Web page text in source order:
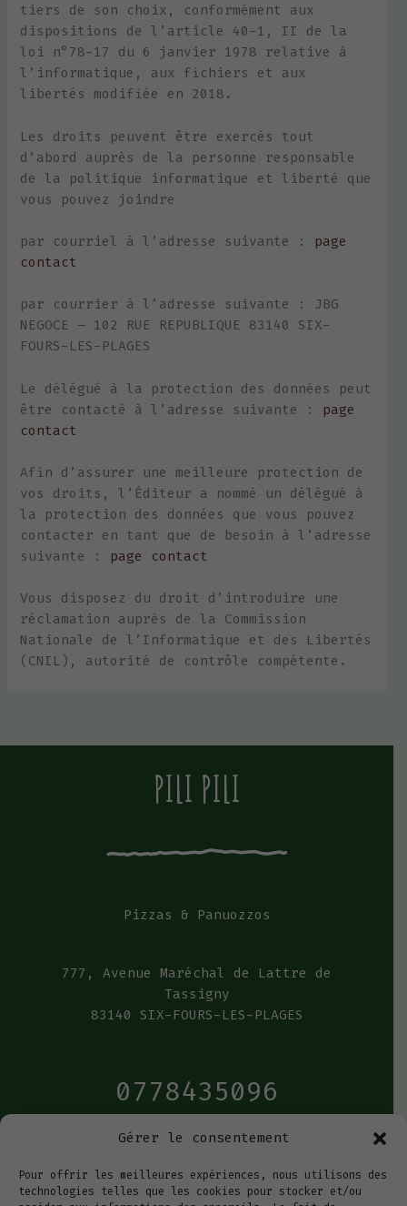
Gérer le consentement
Pour offrir les meilleures expériences, nous utilisons des
technologies telles que les cookies pour stocker et/ou
tiers de son choix, conformément aux
dispositions de l’article 40-1, II de la
loi n°78-17 du 6 janvier 1978 relative à
l’informatique, aux fichiers et aux
libertés modifiée en 2018.
Les droits peuvent être exercés tout
d’abord auprès de la personne responsable
de la politique informatique et liberté que
vous pouvez joindre
par courriel à l’adresse suivante : page
contact
par courrier à l’adresse suivante : JBG
NEGOCE – 102 RUE REPUBLIQUE 83140 SIX-
FOURS-LES-PLAGES
Le délégué à la protection des données peut
être contacté à l’adresse suivante : page
contact
Afin d’assurer une meilleure protection de
vos droits, l’Éditeur a nommé un délégué à
la protection des données que vous pouvez
contacter en tant que de besoin à l’adresse
suivante : page contact
Vous disposez du droit d’introduire une
réclamation auprès de la Commission
Nationale de l’Informatique et des Libertés
(CNIL), autorité de contrôle compétente.
PILI PILI
Pizzas & Panuozzos
777, Avenue Maréchal de Lattre de
Tassigny
83140 SIX-FOURS-LES-PLAGES
0778435096